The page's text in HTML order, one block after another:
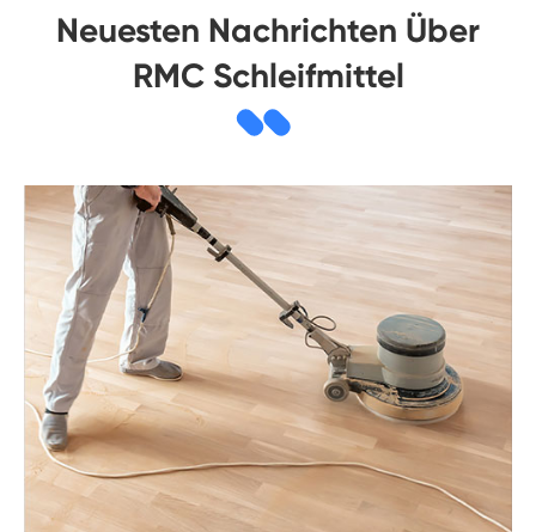
Neuesten Nachrichten Über
RMC Schleifmittel